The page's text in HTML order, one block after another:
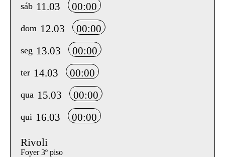
sáb 11.03 00:00
dom 12.03 00:00
seg 13.03 00:00
ter 14.03 00:00
qua 15.03 00:00
qui 16.03 00:00
Rivoli
Foyer 3º piso